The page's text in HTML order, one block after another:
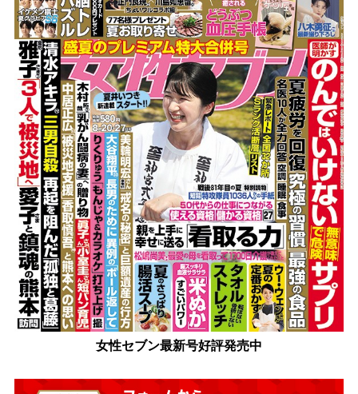
女性セブン最新号好評発売中